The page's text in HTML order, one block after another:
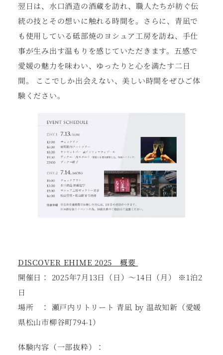
翌日は、水口酒造の酒蔵を訪れ、職人たちが紡ぐ伝
統の技とその想いに触れる時間を。さらに、青凪で
も使用している砥部焼のヨシュア工房を訪ね、手仕
事が生み出す温もりを感じていただきます。五感で
愛媛の魅力を味わい、ゆったりと心を満たす二日
間。 ここでしか出会えない、美しい時間をぜひご体
験ください。
DISCOVER EHIME 2025 概要
開催日： 2025年7月13日（日）〜14日（月） ※1泊2
日
場所 ： 瀬戸内リトリート 青凪 by 温故知新（愛媛
県松山市柳谷町794-1）
体験内容（一部抜粋）：